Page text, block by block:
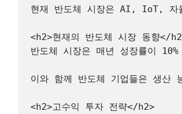
현재 반도체 시장은 AI, IoT, 자율
<h2>현재의 반도체 시장 동향</
반도체 시장은 매년 성장률이
이와 함께 반도체 기업들은 생산
<h2>고수익 투자 전략</h2>